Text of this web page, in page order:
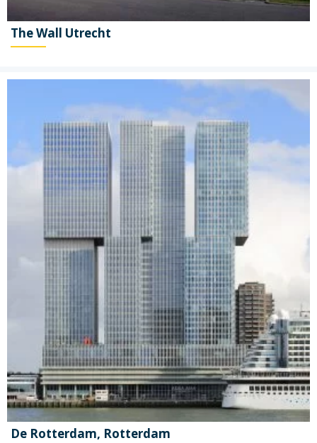
The Wall Utrecht
De Rotterdam, Rotterdam